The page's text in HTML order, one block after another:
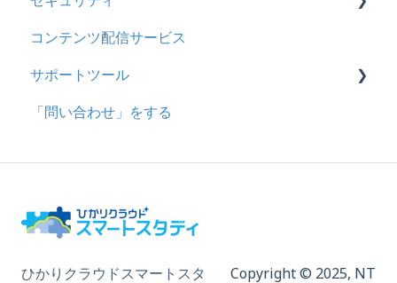
企業について
統合ユーザーについて
サービスについて
シングルサインオン設定
証明書認証
MFA(多要素認証)
コンテンツ配信サービス
サポートツール
基本操作
問題登録用ファイルに戻す
「問い合わせ」をする
ひかりクラウドスマートスタ
Copyright © 2025, NT